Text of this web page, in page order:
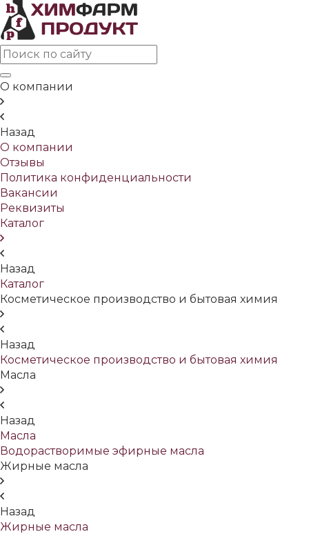
О компании
Назад
О компании
Отзывы
Политика конфиденциальности
Вакансии
Реквизиты
Каталог
Назад
Каталог
Косметическое производство и бытовая химия
Назад
Косметическое производство и бытовая химия
Масла
Назад
Масла
Водорастворимые эфирные масла
Жирные масла
Назад
Жирные масла